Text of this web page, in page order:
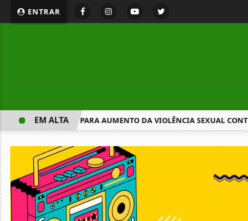
ENTRAR
NA CÂMARA PARA AUMENTO DA VIOLÊNCIA SEXUAL
EM ALTA